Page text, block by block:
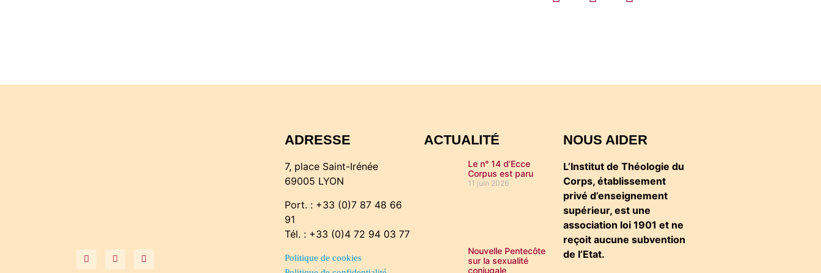
ADRESSE
7, place Saint-Irénée
69005 LYON
Port. : +33 (0)7 87 48 66
91
Tél. : +33 (0)4 72 94 03 77
Politique de cookies
ACTUALITÉ
Le n° 14 d’Ecce
Corpus est paru
11 juin 2026
Nouvelle Pentecôte
sur la sexualité
conjugale
NOUS AIDER
L’Institut de Théologie du
Corps, établissement
privé d’enseignement
supérieur, est une
association loi 1901 et ne
reçoit aucune subvention
de l’Etat.